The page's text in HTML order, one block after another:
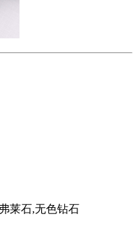
莱石,无色钻石